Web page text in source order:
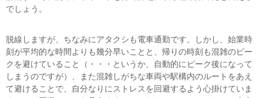
でしょう。
脱線しますが、ちなみにアタクシも電車通勤です。しかし、始業時
刻が平均的な時間よりも幾分早いことと、帰りの時刻も混雑のピー
クを避けていること（・・・というか、自動的にピーク後になって
しまうのですが）、また混雑しがちな車両や駅構内のルートをあえ
て避けることで、自分なりにストレスを回避するよう心掛けていま